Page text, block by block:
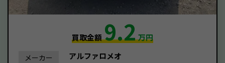
買取金額9.2万円
メーカー アルファロメオ